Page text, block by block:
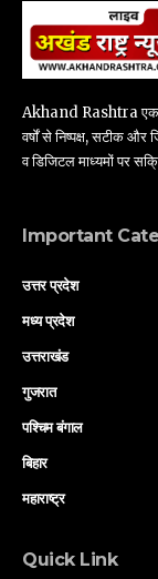
Akhand Rashtra एक
वर्षों से निष्पक्ष, सटीक और
व डिजिटल माध्यमों पर
Important
उत्तर प्रदेश
मध्य प्रदेश
उत्तराखंड
गुजरात
पश्चिम बंगाल
बिहार
महाराष्ट्र
Quick Link